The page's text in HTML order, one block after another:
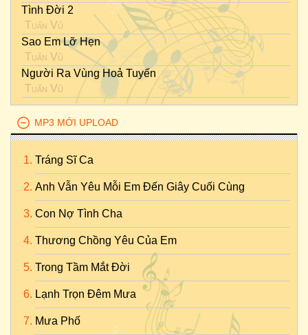
Tình Đời 2
Tuấn Vũ
Sao Em Lỡ Hẹn
Tuấn Vũ
Người Ra Vùng Hoả Tuyến
Tuấn Vũ
MP3 MỚI UPLOAD
Tráng Sĩ Ca
Anh Vẫn Yêu Mỗi Em Đến Giây Cuối Cùng
Con Nợ Tình Cha
Thương Chồng Yêu Của Em
Trong Tầm Mắt Đời
Lạnh Trọn Đêm Mưa
Mưa Phố